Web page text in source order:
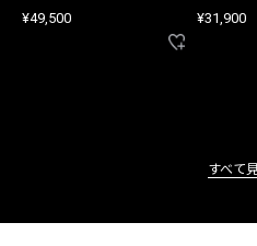
¥49,500 ¥31,900
すべて